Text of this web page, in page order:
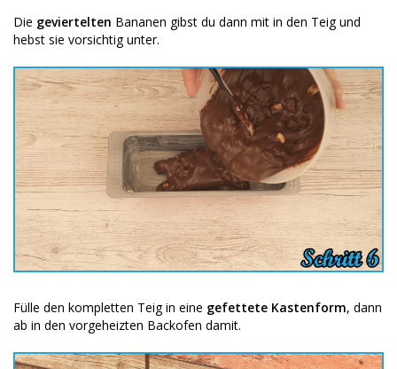
Die geviertelten Bananen gibst du dann mit in den Teig und
hebst sie vorsichtig unter.
Fülle den kompletten Teig in eine gefettete Kastenform, dann
ab in den vorgeheizten Backofen damit.